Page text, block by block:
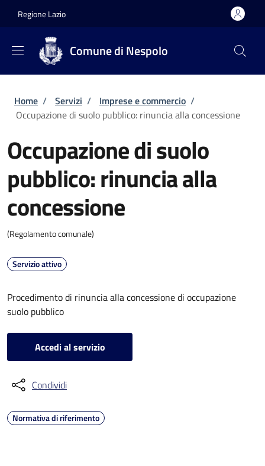
Regione Lazio
Comune di Nespolo
Briciole di pane
Home / Servizi / Imprese e commercio /
Occupazione di suolo pubblico: rinuncia alla concessione
Occupazione di suolo
pubblico: rinuncia alla
concessione
(Regolamento comunale)
Servizio attivo
Procedimento di rinuncia alla concessione di occupazione
suolo pubblico
Accedi al servizio
Condividi
Normativa di riferimento